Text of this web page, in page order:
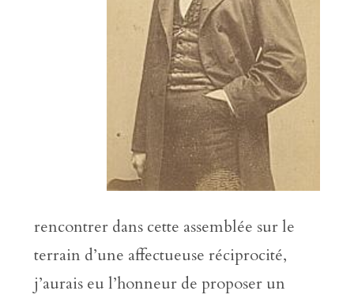
rencontrer dans cette assemblée sur le
terrain d’une affectueuse réciprocité,
j’aurais eu l’honneur de proposer un